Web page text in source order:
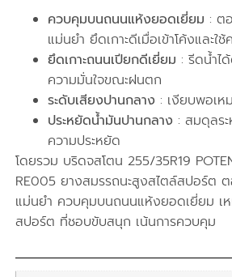
ควบคุมบนถนนแห้งยอดเยี่ยม : ต
แม่นยำ ยึดเกาะดีเมื่อเข้าโค้งและใช้
ยึดเกาะถนนเปียกดีเยี่ยม : รีดน้ำไ
ความมั่นใจขณะฝนตก
ระดับเสียงปานกลาง : เงียบพอเห
ประหยัดน้ำมันปานกลาง : สมดุลร
ความประหยัด
โดยรวม บริดจสโตน 255/35R19
RE005 ยางสมรรถนะสูงสไตล์สปอร์ต
แม่นยำ ควบคุมบนถนนแห้งยอดเยี่ยม เห
สปอร์ต ที่ชอบขับสนุก เน้นการควบคุม